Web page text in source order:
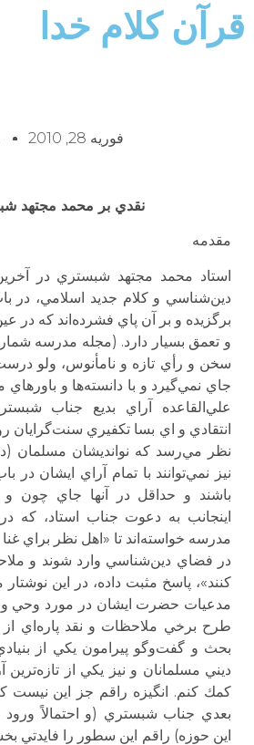
قرآن كلام خدا
فوریه 28, 2010
نقدي بر محمد مجتهد
مقدمه
استاد محمد مجتهد شبستري در
دين‌شناسي و كلام جديد اسلامي، در
برگزيده و بر آن پاي فشرده‌اند كه در
و تعمق بسيار دارد. (مجله مدرسه
سخن و رأي تازه و نامأنوس، ولو
جاي نمي‌گيرد و با دانسته‌ها و باورهاي
علي‌القاعده آراي بديع جناب
انتقادي و اي بسا تكفيري سنت‌گرايان
نظر مي‌رسد كه نوانديشان مسلمان
نيز نمي‌توانند با تمام آراي ايشان
باشند و حداقل در آنها جاي چون و
اينجانب به دعوت جناب استاد، كه
مدرسه خواسته‌اند تا «اهل نظر براي
در فضاي دين‌شناسي وارد شوند و
كنند»، پاسخ مثبت داده، در اين
مدعيات حضرت ايشان در مورد وحي و
طرح برخي ملاحظات و نقد پاره‌اي از
بحث و گفت‌وگو پيرامون يكي از
ديني مسلمانان و نيز يكي از تازه‌ترين
كمك كنم. انگيزه راقم جز اين نيست
بعدي جناب شبستري (و احتمالاً
اين حوزه) راقم اين سطور را فايدتي